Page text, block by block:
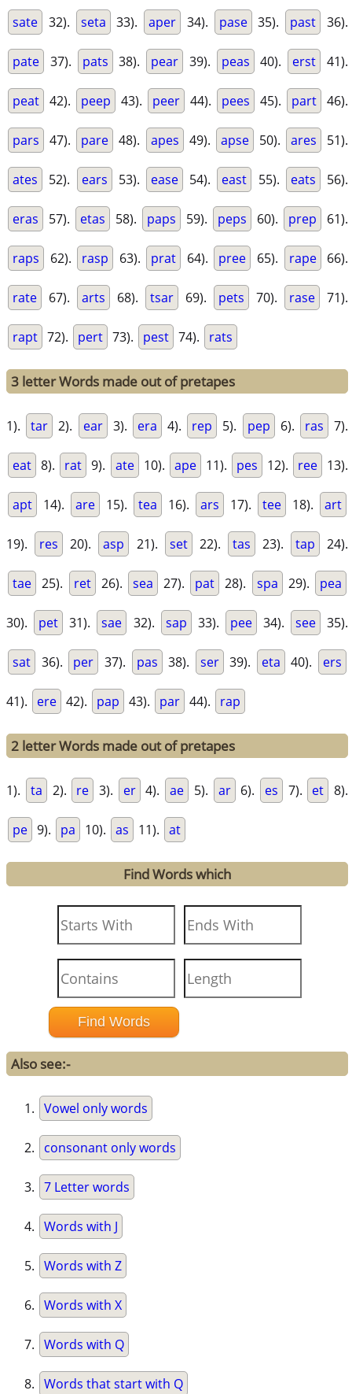
sate 32). seta 33). aper 34). pase 35). past 36).
pate 37). pats 38). pear 39). peas 40). erst 41).
peat 42). peep 43). peer 44). pees 45). part 46).
pars 47). pare 48). apes 49). apse 50). ares 51).
ates 52). ears 53). ease 54). east 55). eats 56).
eras 57). etas 58). paps 59). peps 60). prep 61).
raps 62). rasp 63). prat 64). pree 65). rape 66).
rate 67). arts 68). tsar 69). pets 70). rase 71).
rapt 72). pert 73). pest 74). rats
3 letter Words made out of pretapes
1). tar 2). ear 3). era 4). rep 5). pep 6). ras 7).
eat 8). rat 9). ate 10). ape 11). pes 12). ree 13).
apt 14). are 15). tea 16). ars 17). tee 18). art
19). res 20). asp 21). set 22). tas 23). tap 24).
tae 25). ret 26). sea 27). pat 28). spa 29). pea
30). pet 31). sae 32). sap 33). pee 34). see 35).
sat 36). per 37). pas 38). ser 39). eta 40). ers
41). ere 42). pap 43). par 44). rap
2 letter Words made out of pretapes
1). ta 2). re 3). er 4). ae 5). ar 6). es 7). et 8).
pe 9). pa 10). as 11). at
Find Words which
Also see:-
Vowel only words
consonant only words
7 Letter words
Words with J
Words with Z
Words with X
Words with Q
Words that start with Q